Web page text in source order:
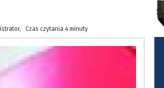
Czas czytania 4 minuty